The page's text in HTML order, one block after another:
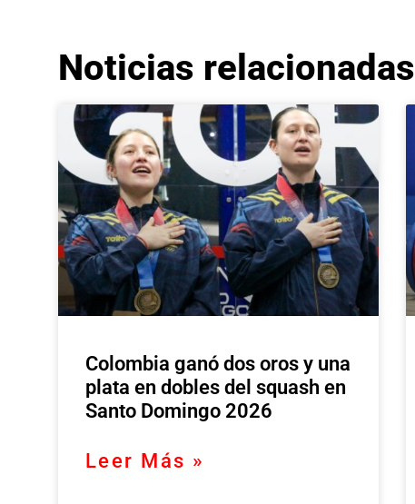
Noticias relacionadas
Colombia ganó dos oros y una
plata en dobles del squash en
Santo Domingo 2026
Leer Más »